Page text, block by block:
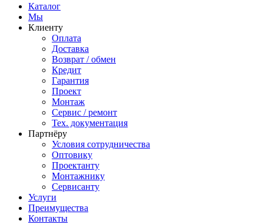
Каталог
Мы
Клиенту
Оплата
Доставка
Возврат / обмен
Кредит
Гарантия
Проект
Монтаж
Сервис / ремонт
Тех. документация
Партнёру
Условия сотрудничества
Оптовику
Проектанту
Монтажнику
Сервисанту
Услуги
Преимущества
Контакты